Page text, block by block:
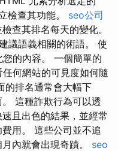
檢查其功能。 seo公司
查其排名每天的變化。
議語義相關的術語。 使
的內容。 一個簡單的
何網站的可見度如何隨
的排名通常會大幅下
這種詐欺行為可以透
且出色的結果，並經常
用。 這些公司並不追
內就會出現奇蹟。 seo